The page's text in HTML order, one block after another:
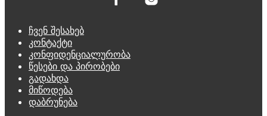
ჩვენ შესახებ
კონტაქტი
კონფიდენციალურობა
წესები და პირობები
გადახდა
მიწოდება
დაბრუნება